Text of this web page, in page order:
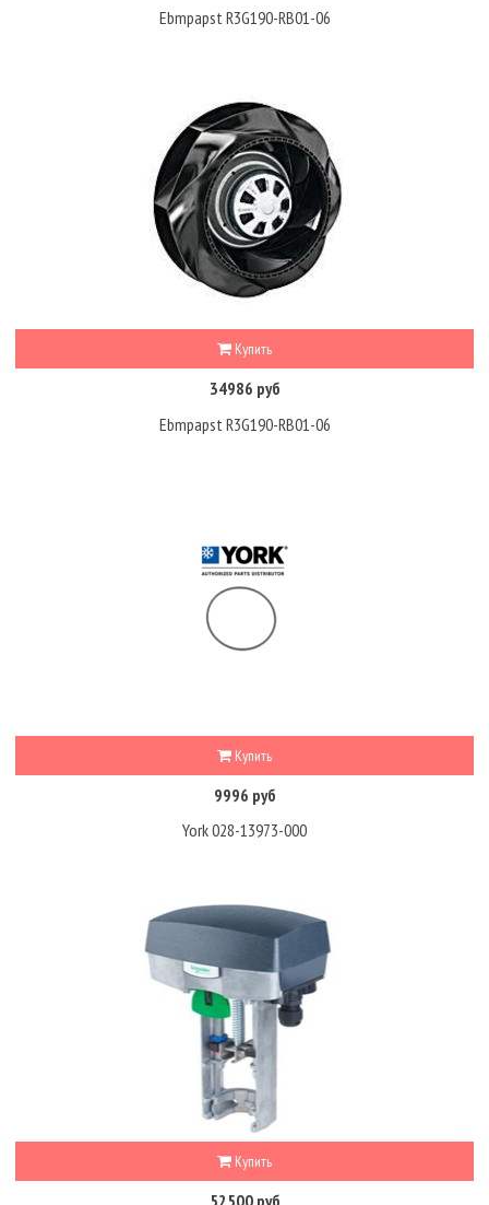
Ebmpapst R3G190-RB01-06
Купить
34986 руб
Ebmpapst R3G190-RB01-06
Купить
9996 руб
York 028-13973-000
Купить
52500 руб